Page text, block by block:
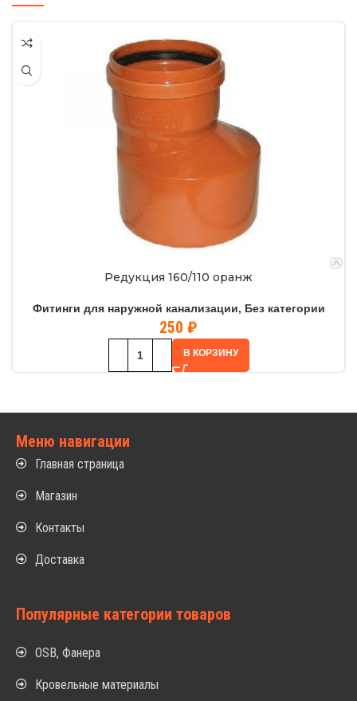
Редукция 160/110 оранж
Фитинги для наружной канализации, Без категории
250 ₽
В КОРЗИНУ
Меню навигации
Главная страница
Магазин
Контакты
Доставка
Популярные категории товаров
OSB, Фанера
Кровельные материалы